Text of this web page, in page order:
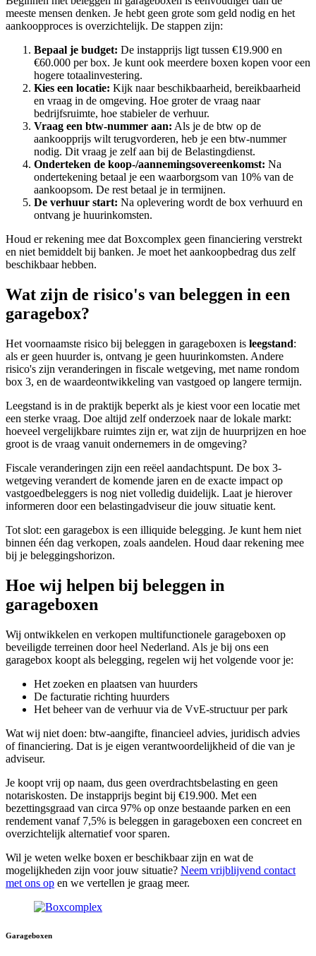
meeste mensen denken. Je hebt geen grote som geld nodig en het
aankoopproces is overzichtelijk. De stappen zijn:
Bepaal je budget: De instapprijs ligt tussen €19.900 en
€60.000 per box. Je kunt ook meerdere boxen kopen voor een
hogere totaalinvestering.
Kies een locatie: Kijk naar beschikbaarheid, bereikbaarheid
en vraag in de omgeving. Hoe groter de vraag naar
bedrijfsruimte, hoe stabieler de verhuur.
Vraag een btw-nummer aan: Als je de btw op de
aankoopprijs wilt terugvorderen, heb je een btw-nummer
nodig. Dit vraag je zelf aan bij de Belastingdienst.
Onderteken de koop-/aannemingsovereenkomst: Na
ondertekening betaal je een waarborgsom van 10% van de
aankoopsom. De rest betaal je in termijnen.
De verhuur start: Na oplevering wordt de box verhuurd en
ontvang je huurinkomsten.
Houd er rekening mee dat Boxcomplex geen financiering verstrekt
en niet bemiddelt bij banken. Je moet het aankoopbedrag dus zelf
beschikbaar hebben.
Wat zijn de risico's van beleggen in een
garagebox?
Het voornaamste risico bij beleggen in garageboxen is leegstand:
als er geen huurder is, ontvang je geen huurinkomsten. Andere
risico's zijn veranderingen in fiscale wetgeving, met name rondom
box 3, en de waardeontwikkeling van vastgoed op langere termijn.
Leegstand is in de praktijk beperkt als je kiest voor een locatie met
een sterke vraag. Doe altijd zelf onderzoek naar de lokale markt:
hoeveel vergelijkbare ruimtes zijn er, wat zijn de huurprijzen en hoe
groot is de vraag vanuit ondernemers in de omgeving?
Fiscale veranderingen zijn een reëel aandachtspunt. De box 3-
wetgeving verandert de komende jaren en de exacte impact op
vastgoedbeleggers is nog niet volledig duidelijk. Laat je hierover
informeren door een belastingadviseur die jouw situatie kent.
Tot slot: een garagebox is een illiquide belegging. Je kunt hem niet
binnen één dag verkopen, zoals aandelen. Houd daar rekening mee
bij je beleggingshorizon.
Hoe wij helpen bij beleggen in
garageboxen
Wij ontwikkelen en verkopen multifunctionele garageboxen op
beveiligde terreinen door heel Nederland. Als je bij ons een
garagebox koopt als belegging, regelen wij het volgende voor je:
Het zoeken en plaatsen van huurders
De facturatie richting huurders
Het beheer van de verhuur via de VvE-structuur per park
Wat wij niet doen: btw-aangifte, financieel advies, juridisch advies
of financiering. Dat is je eigen verantwoordelijkheid of die van je
adviseur.
Je koopt vrij op naam, dus geen overdrachtsbelasting en geen
notariskosten. De instapprijs begint bij €19.900. Met een
bezettingsgraad van circa 97% op onze bestaande parken en een
rendement vanaf 7,5% is beleggen in garageboxen een concreet en
overzichtelijk alternatief voor sparen.
Wil je weten welke boxen er beschikbaar zijn en wat de
mogelijkheden zijn voor jouw situatie? Neem vrijblijvend contact
met ons op en we vertellen je graag meer.
Garageboxen